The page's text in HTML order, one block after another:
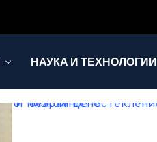
НАУКА И ТЕХНОЛОГИИ